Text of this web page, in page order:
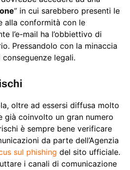
” in cui sarebbero presenti le
alla conformità con le
l’e-mail ha l’obbiettivo di
Pressandolo con la minaccia
legali.
oltre ad essersi diffusa molto
già coinvolto un gran numero
è sempre bene verificare
da parte dell’Agenzia
sul phishing del sito ufficiale.
i canali di comunicazione